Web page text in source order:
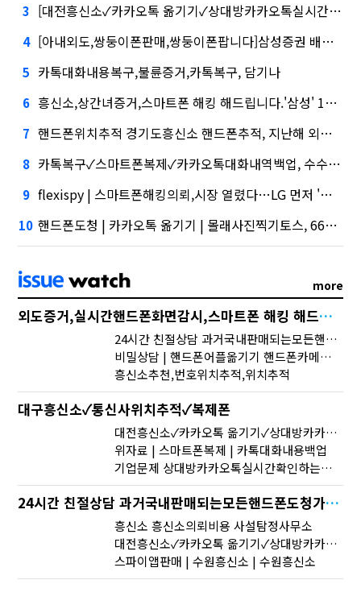
3 [대전흥신소✓카카오톡 옮기기✓상대방카카오톡실시간확인하는방법]삼성증권 사태
4 [아내외도,쌍둥이폰판매,쌍둥이폰팝니다]삼성증권 배당사태를 떠올리게 만든다.
5 카톡대화내용복구,불륜증거,카톡복구, 담기나
6 흥신소,상간녀증거,스마트폰 해킹 해드립니다.'삼성' 1위, '토스' 맹추격
7 핸드폰위치추적 경기도흥신소 핸드폰추적, 지난해 외화증권수탁 수수료 규모 6946억원
8 카톡복구✓스마트폰복제✓카카오톡대화내역백업, 수수료 수익 1위 '삼성'
9 flexispy | 스마트폰해킹의뢰,시장 열렸다…LG 먼저 '첫 테이프'
10 핸드폰도청 | 카카오톡 옮기기 | 몰래사진찍기토스, 667억원으로 수수료 수익 5위권 진입
more
외도증거,실시간핸드폰화면감시,스마트폰 해킹 해드립니다.
24시간 친절상담 과거국내판매되는모든핸드폰도청가능 도청장치 스마트폰 복제 핸드폰도청어플 핸드폰 도청 에어팟 도청
비밀상담 | 핸드폰어플옮기기 핸드폰카메라 | 쌍둥이폰/복제폰/스파이앱/휴대폰도청/스마트폰해킹/카카오톡해킹/용산복제폰/배우자외도/외도증거
흥신소추천,번호위치추적,위치추적
대구흥신소✓통신사위치추적✓복제폰
대전흥신소✓카카오톡 옮기기✓상대방카카오톡실시간확인하는방법
위자료 | 스마트폰복제 | 카톡대화내용백업
기업문제 상대방카카오톡실시간확인하는방법 실시간메시지확인
24시간 친절상담 과거국내판매되는모든핸드폰도청가능 도청장치 스마트폰 복제 핸드폰도청어플 핸드폰 도청 에어팟 도청
흥신소 흥신소의뢰비용 사설탐정사무소
대전흥신소✓카카오톡 옮기기✓상대방카카오톡실시간확인하는방법
스파이앱판매 | 수원흥신소 | 수원흥신소